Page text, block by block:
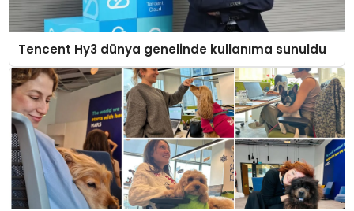
Tencent Hy3 dünya genelinde kullanıma sunuldu